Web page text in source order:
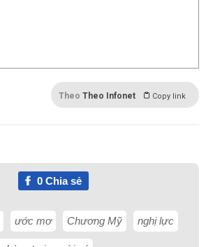
Theo Theo Infonet Copy link
0Chia sẻ
ước mơ Chương Mỹ nghị lực